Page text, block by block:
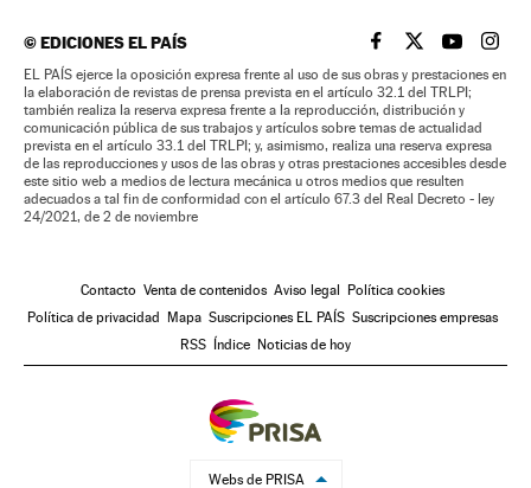
©EDICIONES EL PAÍS EL PAÍS BRASIL EN
EL PAÍSEL PAÍS
EL
EL PAÍS ejerce la oposición expresa frente al uso de sus obras y prestaciones en
la elaboración de revistas de prensa prevista en el artículo 32.1 del TRLPI;
también realiza la reserva expresa frente a la reproducción, distribución y
comunicación pública de sus trabajos y artículos sobre temas de actualidad
prevista en el artículo 33.1 del TRLPI; y, asimismo, realiza una reserva expresa
de las reproducciones y usos de las obras y otras prestaciones accesibles desde
este sitio web a medios de lectura mecánica u otros medios que resulten
adecuados a tal fin de conformidad con el artículo 67.3 del Real Decreto - ley
24/2021, de 2 de noviembre
Contacto Venta de contenidos Aviso legal Política cookies
Política de privacidad Mapa Suscripciones EL PAÍS Suscripciones empresas
RSS Índice Noticias de hoy
Webs de PRISA